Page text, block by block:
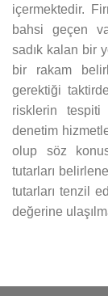
içermektedir.
bahsi geçen
sadık kalan bir
bir rakam
gerektiği
risklerin
denetim
olup söz
tutarları
tutarları tenzil
değerine